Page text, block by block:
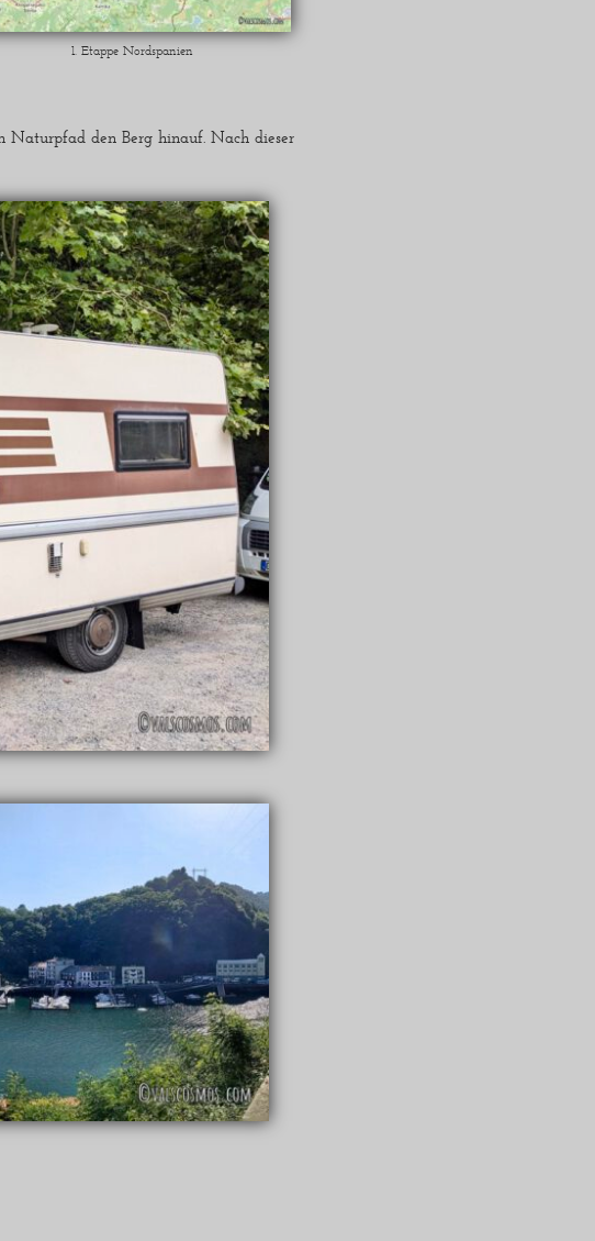
1. Etappe Nordspanien
den Berg hinauf. Nach dieser